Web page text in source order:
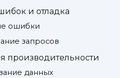
и отладка
ошибки
запросов
производительности
данных